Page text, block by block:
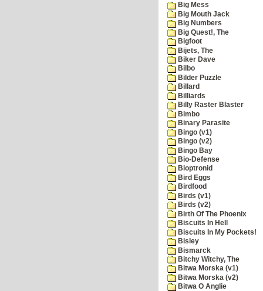
Big Mess
Big Mouth Jack
Big Numbers
Big Quest!, The
Bigfoot
Bijets, The
Biker Dave
Bilbo
Bilder Puzzle
Billard
Billiards
Billy Raster Blaster
Bimbo
Binary Parasite
Bingo (v1)
Bingo (v2)
Bingo Bay
Bio-Defense
Bioptronid
Bird Eggs
Birdfood
Birds (v1)
Birds (v2)
Birth Of The Phoenix
Biscuits In Hell
Biscuits In My Pockets!
Bisley
Bismarck
Bitchy Witchy, The
Bitwa Morska (v1)
Bitwa Morska (v2)
Bitwa O Anglie